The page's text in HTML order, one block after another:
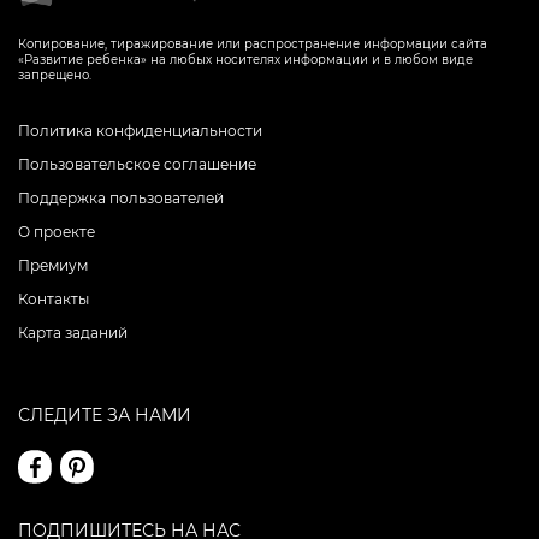
Копирование, тиражирование или распространение информации сайта
«Развитие ребенка» на любых носителях информации и в любом виде
запрещено.
Политика конфиденциальности
Пользовательское соглашение
Поддержка пользователей
О проекте
Премиум
Контакты
Карта заданий
СЛЕДИТЕ ЗА НАМИ
ПОДПИШИТЕСЬ НА НАС